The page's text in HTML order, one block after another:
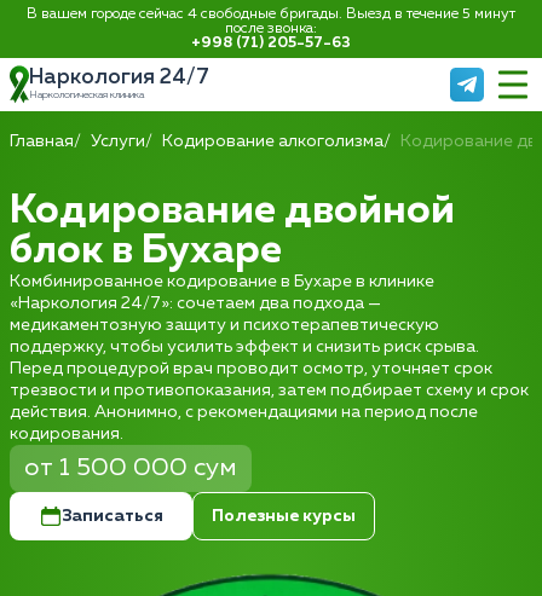
В вашем городе сейчас 4 свободные бригады. Выезд в течение 5 минут
после звонка:
+998 (71) 205-57-63
Наркология 24/7
Наркологическая клиника
Главная Услуги Кодирование алкоголизма Кодирование
Кодирование двойной
блок в Бухаре
Комбинированное кодирование в Бухаре в клинике
«Наркология 24/7»: сочетаем два подхода —
медикаментозную защиту и психотерапевтическую
поддержку, чтобы усилить эффект и снизить риск срыва.
Перед процедурой врач проводит осмотр, уточняет срок
трезвости и противопоказания, затем подбирает схему и срок
действия. Анонимно, с рекомендациями на период после
кодирования.
от 1 500 000 сум
Записаться Полезные курсы